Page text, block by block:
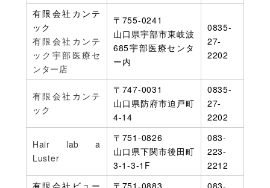
有限会社カンテ
ック
有限会社カンテ
ック宇部医療セ
ンター店
〒755-0241
山口県宇部市東岐波
685宇部医療センタ
ー内
0835-
27-
2202
有限会社カンテ
ック
〒747-0031
山口県防府市迫戸町
4-14
0835-
27-
2202
Hair lab a
Luster
〒751-0826
山口県下関市後田町
3-1-3-1F
083-
223-
2212